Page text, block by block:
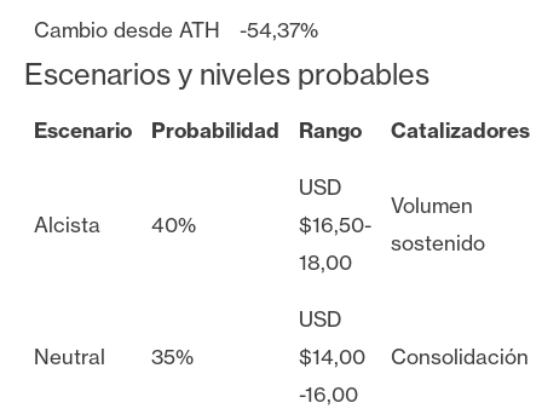
Cambio desde ATH -54,37%
Escenarios y niveles probables
Escenario Probabilidad Rango Catalizadores
Alcista 40%
USD
$16,50-
18,00
Volumen
sostenido
Neutral 35%
USD
$14,00
-16,00
Consolidación